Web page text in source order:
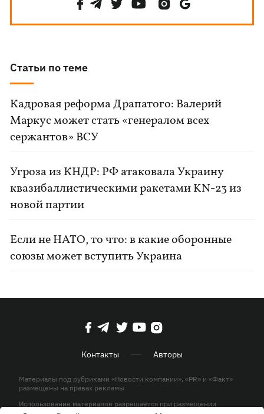
Статьи по теме
Кадровая реформа Драпатого: Валерий
Маркус может стать «генералом всех
сержантов» ВСУ
Угроза из КНДР: РФ атаковала Украину
квазибаллистическими ракетами KN-23 из
новой партии
Если не НАТО, то что: в какие оборонные
союзы может вступить Украина
Контакты Авторы
Материалы под рубриками «Новости компании», «PR» и «Факт»
размещены на правах рекламы
Использование материалов разрешается при размещении